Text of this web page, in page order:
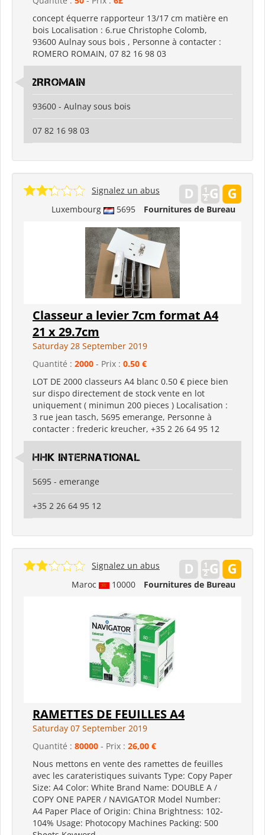
concept équerre rapporteur 13/17 cm matière en
bois Localisation : 6.rue Christophe Colomb,
93600 Aulnay sous bois , Personne à contacter :
ROMERO ROMAIN, 07 82 16 98 03
2RROMAIN
93600 - Aulnay sous bois
07 82 16 98 03
Luxembourg 5695 Fournitures de Bureau
Signalez un abus
Classeur a levier 7cm format A4
21 x 29.7cm
Saturday 28 September 2019
Quantité : 2000 - Prix : 0.50 €
LOT DE 2000 classeurs A4 blanc 0.50 € piece bien
sur dispo directement de stock vente en lot
uniquement ( minimun 200 pieces ) Localisation :
3 rue jean tasch, 5695 emerange, Personne à
contacter : frederic kreucher, +35 2 26 64 95 12
HHK International
5695 - emerange
+35 2 26 64 95 12
Maroc 10000 Fournitures de Bureau
Signalez un abus
RAMETTES DE FEUILLES A4
Saturday 07 September 2019
Quantité : 80000 - Prix : 26,00 €
Nous mettons en vente des ramettes de feuilles
avec les carateristiques suivants Type: Copy Paper
Size: A4 Color: White Brand Name: DOUBLE A /
COPY ONE PAPER / NAVIGATOR Model Number:
A4 Paper Place of Origin: China Brightness: 102-
104% Usage: Photocopy Machines Packing: 500